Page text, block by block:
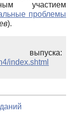
участием
проблемы
).
index.shtml